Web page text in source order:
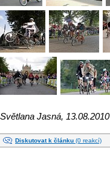
Světlana Jasná, 13.08.2010
Diskutovat k článku (0 reakcí)